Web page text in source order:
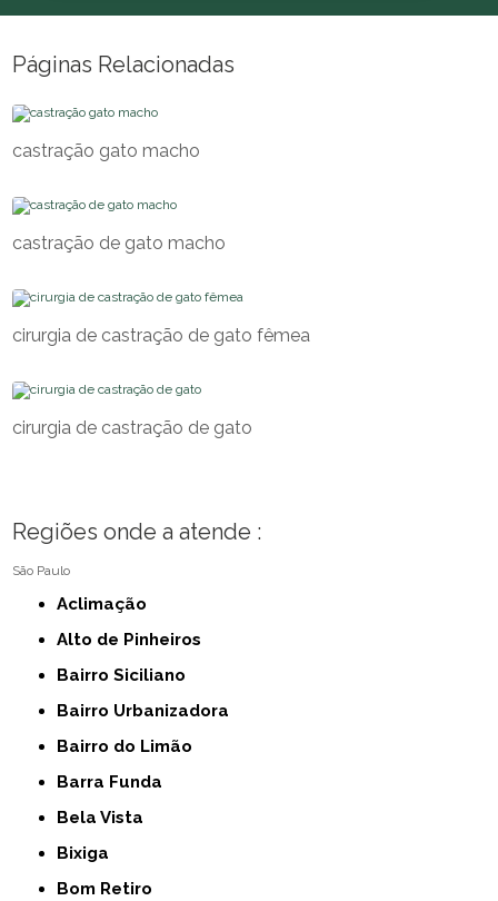
Páginas Relacionadas
castração gato macho
castração de gato macho
cirurgia de castração de gato fêmea
cirurgia de castração de gato
Regiões onde a atende :
São Paulo
Aclimação
Alto de Pinheiros
Bairro Siciliano
Bairro Urbanizadora
Bairro do Limão
Barra Funda
Bela Vista
Bixiga
Bom Retiro